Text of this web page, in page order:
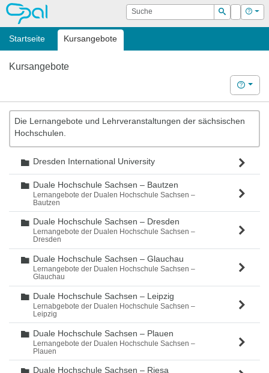
OPAL Suche
Suchen
Login Hilfe
Startseite Kursangebote
Kursangebote
Hilfe
Die Lernangebote und Lehrveranstaltungen der sächsischen
Hochschulen.
Ordner
Dresden International University
Ordner
Duale Hochschule Sachsen – Bautzen
Lernangebote der Dualen Hochschule Sachsen –
Bautzen
Ordner
Duale Hochschule Sachsen – Dresden
Lernangebote der Dualen Hochschule Sachsen –
Dresden
Ordner
Duale Hochschule Sachsen – Glauchau
Lernangebote der Dualen Hochschule Sachsen –
Glauchau
Ordner
Duale Hochschule Sachsen – Leipzig
Lernabgebote der Dualen Hochschule Sachsen –
Leipzig
Ordner
Duale Hochschule Sachsen – Plauen
Lernangebote der Dualen Hochschule Sachsen –
Plauen
Ordner
Duale Hochschule Sachsen – Riesa